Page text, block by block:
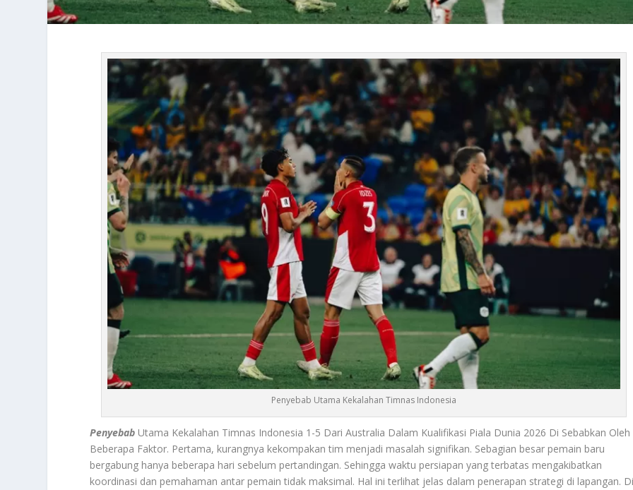
Penyebab Utama Kekalahan Timnas Indonesia
Penyebab Utama Kekalahan Timnas Indonesia 1-5 Dari Australia Dalam Kualifikasi Piala Dunia 2026 Di Sebabkan Oleh
Beberapa Faktor. Pertama, kurangnya kekompakan tim menjadi masalah signifikan. Sebagian besar pemain baru
bergabung hanya beberapa hari sebelum pertandingan. Sehingga waktu persiapan yang terbatas mengakibatkan
koordinasi dan pemahaman antar pemain tidak maksimal. Hal ini terlihat jelas dalam penerapan strategi di lapangan. Di